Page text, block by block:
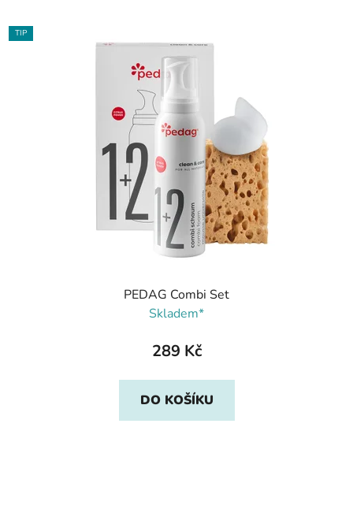
TIP
PEDAG Combi Set
Skladem*
289 Kč
DO KOŠÍKU